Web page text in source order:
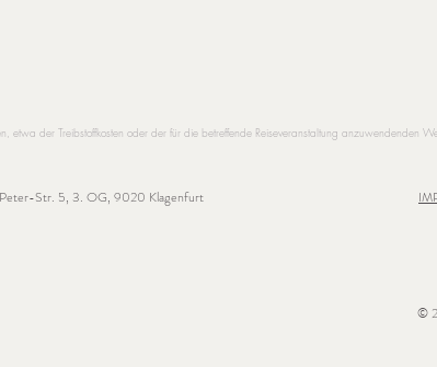
der Treibstoffkosten oder der für die betreffende Reiseveranstaltung anzuwendenden
Str. 5, 3. OG, 9020 Klagenfurt
©